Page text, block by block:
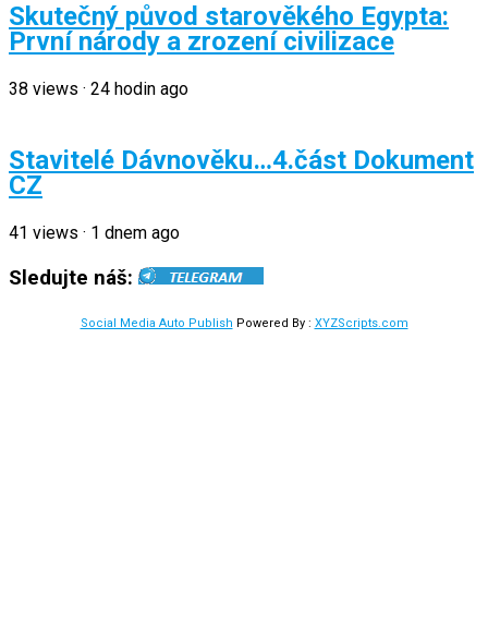
Skutečný původ starověkého Egypta:
První národy a zrození civilizace
38 views · 24 hodin ago
Stavitelé Dávnověku…4.část Dokument
CZ
41 views · 1 dnem ago
Sledujte náš:
Social Media Auto Publish Powered By : XYZScripts.com